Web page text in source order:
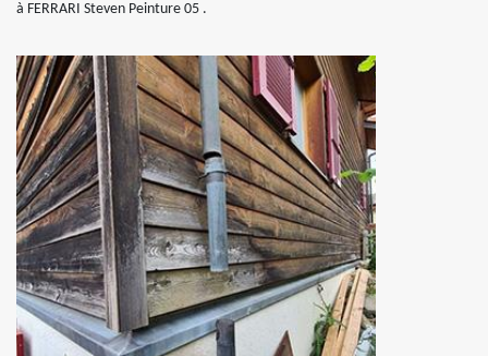
à FERRARI Steven Peinture 05 .